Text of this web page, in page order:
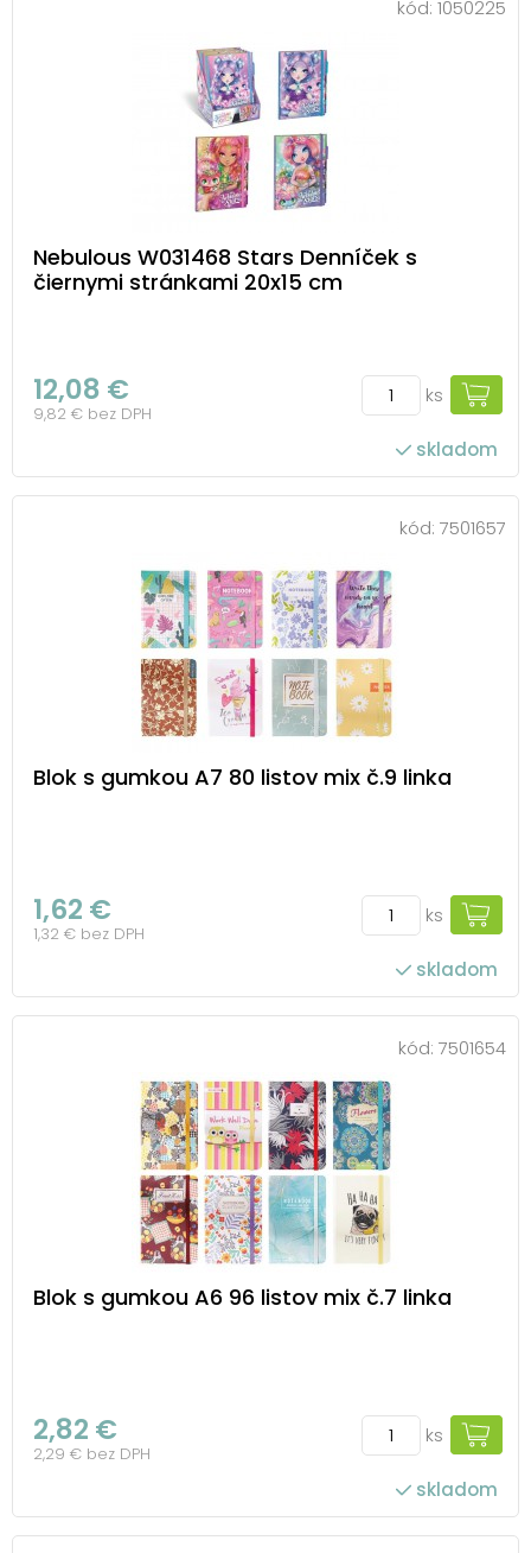
kód: 1050225
Nebulous W031468 Stars Denníček s
čiernymi stránkami 20x15 cm
12,08 €
9,82 € bez DPH
ks
skladom
kód: 7501657
Blok s gumkou A7 80 listov mix č.9 linka
1,62 €
1,32 € bez DPH
ks
skladom
kód: 7501654
Blok s gumkou A6 96 listov mix č.7 linka
2,82 €
2,29 € bez DPH
ks
skladom